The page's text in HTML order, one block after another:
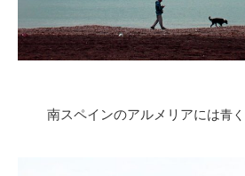
南スペインのアルメリアには青く